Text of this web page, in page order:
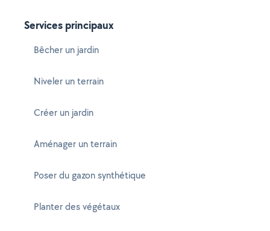
Services principaux
Bêcher un jardin
Niveler un terrain
Créer un jardin
Aménager un terrain
Poser du gazon synthétique
Planter des végétaux